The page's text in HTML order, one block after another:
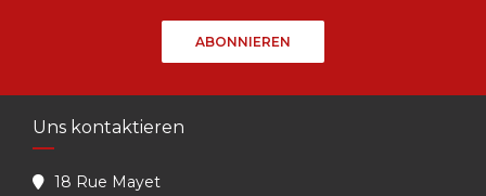
ABONNIEREN
Uns kontaktieren
18 Rue Mayet